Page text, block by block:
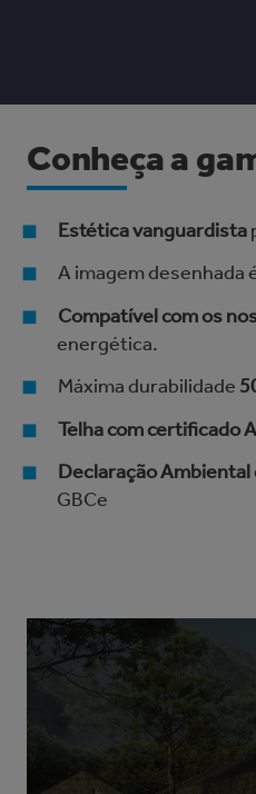
Conheça a
Estética vanguardista
A imagem desenhada
Compatível com os
energética.
Máxima durabilidade
Telha com certificado
Declaração Ambiental
GBCe